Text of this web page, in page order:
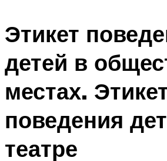
Этикет
детей в
местах.
поведения
театре